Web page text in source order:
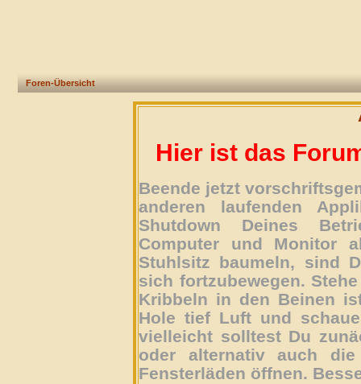
Foren-Übersicht
Hier ist das
Beende jetzt
anderen laufenden
Shutdown Deines
Computer und Monitor
Stuhlsitz baumeln, sind
sich fortzubewegen.
Kribbeln in den Beinen
Hole tief Luft und
vielleicht solltest Du
oder alternativ auch
Fensterläden öffnen.